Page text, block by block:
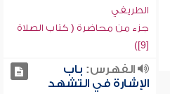
الطريفي
جزء من محاضرة ( كتاب الصلاة
[9])
الفهرس: باب
الإشارة في التشهد